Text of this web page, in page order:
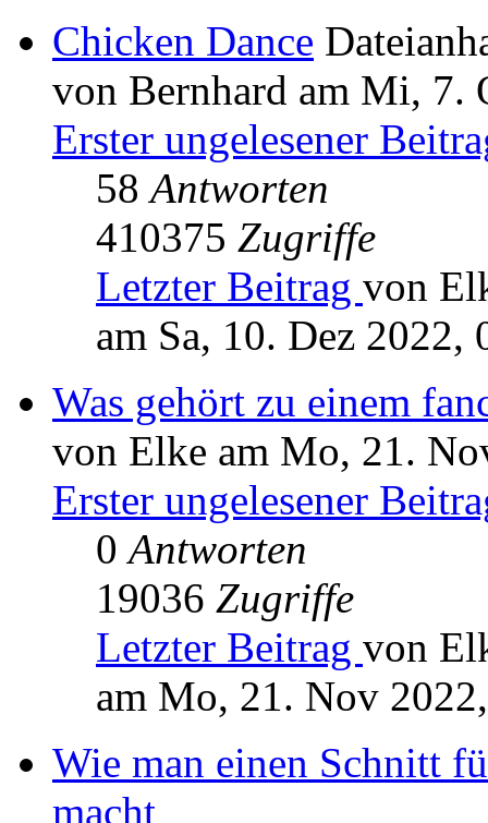
Chicken Dance
von Bernhard am Mi, 7.
Erster ungelesener
58Antworten
410375 Zugriffe
Letzter Beitrag von
am Sa, 10. Dez 2022,
Was gehört zu einem
von Elke am Mo, 21.
Erster ungelesener
0Antworten
19036 Zugriffe
Letzter Beitrag von
am Mo, 21. Nov
Wie man einen Schnitt
macht